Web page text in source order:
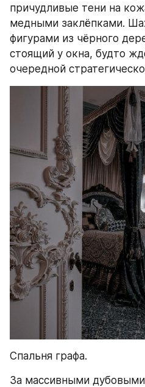
причудливые тени на
медными заклёпками.
фигурами из чёрного
стоящий у окна, будто
очередной
Спальня графа.
За массивными